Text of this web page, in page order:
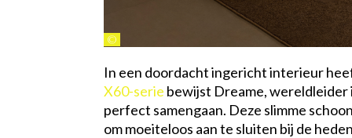
©
In een doordacht ingericht interieur
X60-serie bewijst Dreame,
perfect samengaan. Deze slimme
om moeiteloos aan te sluiten bij de